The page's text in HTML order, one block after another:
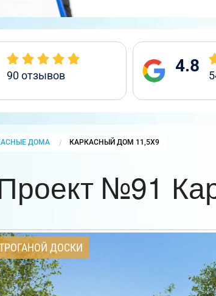
90отзывов 4.8
ДОМА CURRENT:
КАРКАСНЫЙ ДОМ 11,5Х9
№91
ДОСКИ